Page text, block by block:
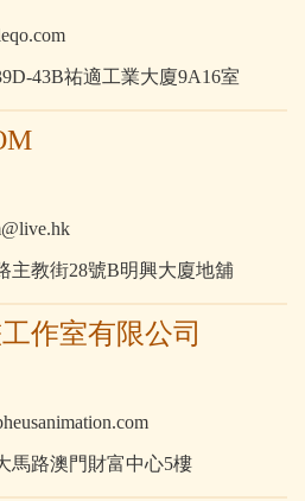
43B祐適工業大廈9A16室
主教街28號B明興大廈地舖
作室有限公司
馬路澳門財富中心5樓